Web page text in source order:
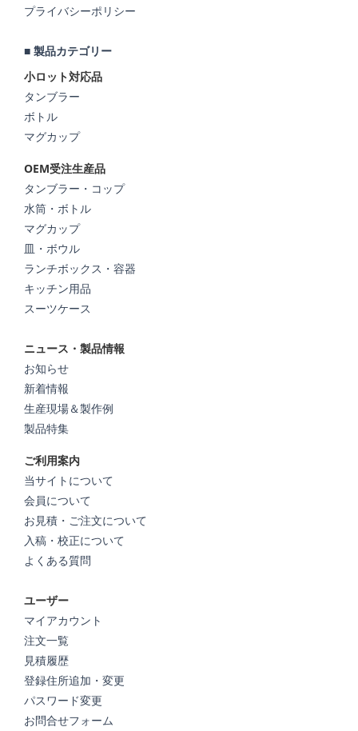
プライバシーポリシー
■ 製品カテゴリー
小ロット対応品
タンブラー
ボトル
マグカップ
OEM受注生産品
タンブラー・コップ
水筒・ボトル
マグカップ
皿・ボウル
ランチボックス・容器
キッチン用品
スーツケース
ニュース・製品情報
お知らせ
新着情報
生産現場＆製作例
製品特集
ご利用案内
当サイトについて
会員について
お見積・ご注文について
入稿・校正について
よくある質問
ユーザー
マイアカウント
注文一覧
見積履歴
登録住所追加・変更
パスワード変更
お問合せフォーム